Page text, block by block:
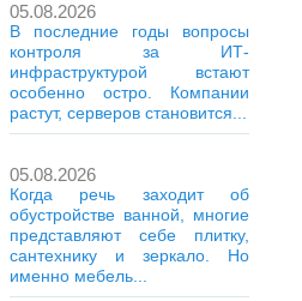
05.08.2026
В последние годы вопросы
контроля за ИТ-
инфраструктурой встают
особенно остро. Компании
растут, серверов становится...
05.08.2026
Когда речь заходит об
обустройстве ванной, многие
представляют себе плитку,
сантехнику и зеркало. Но
именно мебель...